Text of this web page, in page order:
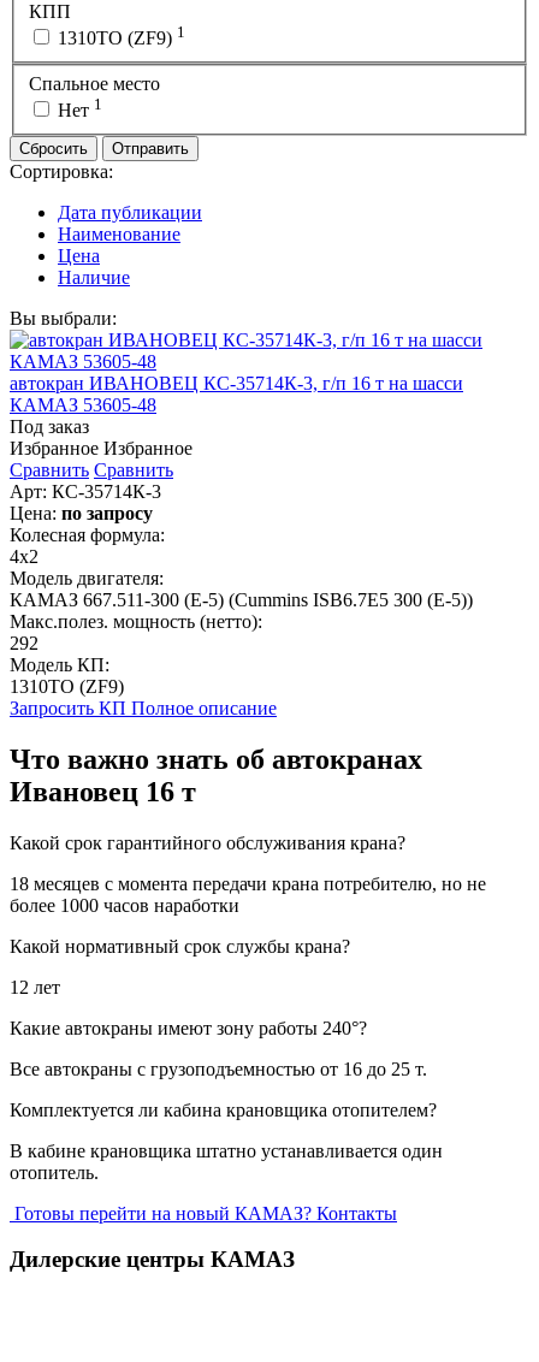
КПП
1310ТО (ZF9) 1
Спальное место
Нет 1
Сбросить Отправить
Сортировка:
Дата публикации
Наименование
Цена
Наличие
Вы выбрали:
автокран ИВАНОВЕЦ КС-35714К-3, г/п 16 т на шасси
КАМАЗ 53605-48
Под заказ
Избранное Избранное
Сравнить Сравнить
Арт: КС-35714К-3
Цена: по запросу
Колесная формула:
4х2
Модель двигателя:
КАМАЗ 667.511-300 (Е-5) (Cummins ISB6.7E5 300 (Е-5))
Макс.полез. мощность (нетто):
292
Модель КП:
1310ТО (ZF9)
Запросить КП Полное описание
Что важно знать об автокранах
Ивановец 16 т
Какой срок гарантийного обслуживания крана?
18 месяцев с момента передачи крана потребителю, но не
более 1000 часов наработки
Какой нормативный срок службы крана?
12 лет
Какие автокраны имеют зону работы 240°?
Все автокраны с грузоподъемностью от 16 до 25 т.
Комплектуется ли кабина крановщика отопителем?
В кабине крановщика штатно устанавливается один
отопитель.
Готовы перейти на новый КАМАЗ? Контакты
Дилерские центры КАМАЗ